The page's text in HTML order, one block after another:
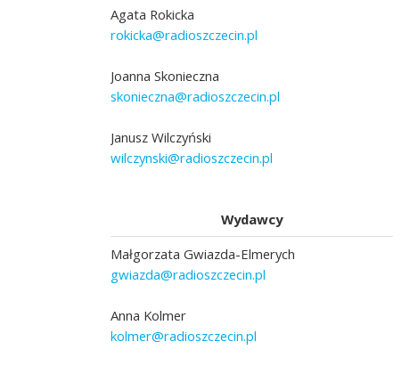
Agata Rokicka
rokicka@radioszczecin.pl
Joanna Skonieczna
skonieczna@radioszczecin.pl
Janusz Wilczyński
wilczynski@radioszczecin.pl
Wydawcy
Małgorzata Gwiazda-Elmerych
gwiazda@radioszczecin.pl
Anna Kolmer
kolmer@radioszczecin.pl